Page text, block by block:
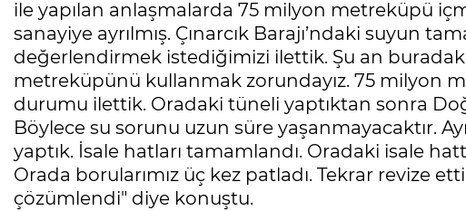
ile yapılan anlaşmalarda 75 milyon metreküpü
sanayiye ayrılmış. Çınarcık Barajı’ndaki suyun
değerlendirmek istediğimizi ilettik. Şu an
metreküpünü kullanmak zorundayız. 75 milyon
durumu ilettik. Oradaki tüneli yaptıktan sonra
Böylece su sorunu uzun süre yaşanmayacaktır.
yaptık. İsale hatları tamamlandı. Oradaki isale
Orada borularımız üç kez patladı. Tekrar revize
çözümlendi" diye konuştu.